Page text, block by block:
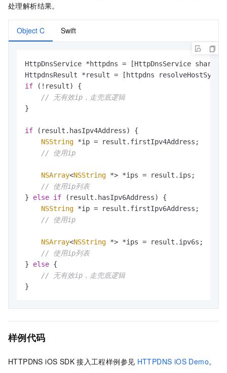
处理解析结果。
Object C Swift
HttpDnsService *httpdns = [HttpDnsService
HttpdnsResult *result = [httpdns
if (!result) {
// 无有效ip，走兜底逻辑
}
if (result.hasIpv4Address) {
NSString *ip = result.firstIpv4Address;
// 使用ip
NSArray<NSString *> *ips = result.ips;
// 使用ip列表
} else if (result.hasIpv6Address) {
NSString *ip = result.firstIpv6Address;
// 使用ip
NSArray<NSString *> *ips = result.ipv6s;
// 使用ip列表
} else {
// 无有效ip，走兜底逻辑
}
样例代码
HTTPDNS iOS SDK 接入工程样例参见 HTTPDNS iOS Demo。